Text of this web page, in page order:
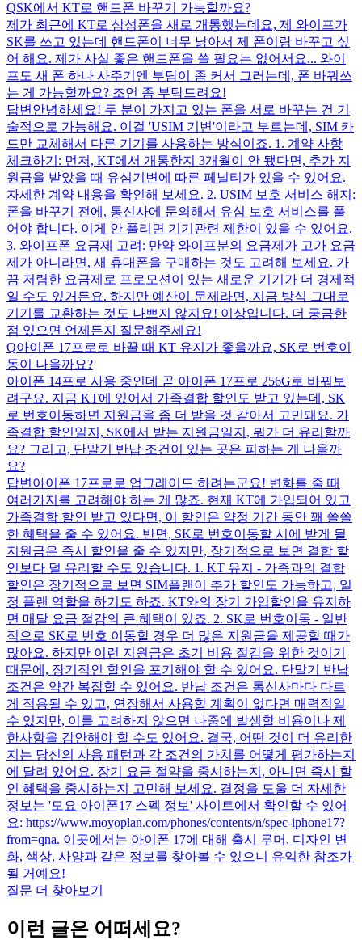
QSK에서 KT로 핸드폰 바꾸기 가능할까요?
제가 최근에 KT로 삼성폰을 새로 개통했는데요, 제 와이프가
SK를 쓰고 있는데 핸드폰이 너무 낡아서 제 폰이랑 바꾸고 싶
어 해요. 제가 사실 좋은 핸드폰을 쓸 필요는 없어서요... 와이
프도 새 폰 하나 사주기엔 부담이 좀 커서 그러는데, 폰 바꿔쓰
는 게 가능할까요? 조언 좀 부탁드려요!
답변 안녕하세요! 두 분이 가지고 있는 폰을 서로 바꾸는 건 기
술적으로 가능해요. 이걸 'USIM 기변'이라고 부르는데, SIM 카
드만 교체해서 다른 기기를 사용하는 방식이죠. 1. 계약 사항
체크하기: 먼저, KT에서 개통한지 3개월이 안 됐다면, 추가 지
원금을 받았을 때 유심기변에 따른 페널티가 있을 수 있어요.
자세한 계약 내용을 확인해 보세요. 2. USIM 보호 서비스 해지:
폰을 바꾸기 전에, 통신사에 문의해서 유심 보호 서비스를 풀
어야 합니다. 이게 안 풀리면 기기관련 제한이 있을 수 있어요.
3. 와이프폰 요금제 고려: 만약 와이프분의 요금제가 고가 요금
제가 아니라면, 새 휴대폰을 구매하는 것도 고려해 보세요. 가
끔 저렴한 요금제로 프로모션이 있는 새로운 기기가 더 경제적
일 수도 있거든요. 하지만 예산이 문제라면, 지금 방식 그대로
기기를 교환하는 것도 나쁘지 않지요! 이상입니다. 더 궁금한
점 있으면 언제든지 질문해주세요!
Q아이폰 17프로로 바꿀 때 KT 유지가 좋을까요, SK로 번호이
동이 나을까요?
아이폰 14프로 사용 중인데 곧 아이폰 17프로 256G로 바꿔보
려구요. 지금 KT에 있어서 가족결합 할인도 받고 있는데, SK
로 번호이동하면 지원금을 좀 더 받을 것 같아서 고민돼요. 가
족결합 할인일지, SK에서 받는 지원금일지, 뭐가 더 유리할까
요? 그리고, 단말기 반납 조건이 있는 곳은 피하는 게 나을까
요?
답변 아이폰 17프로로 업그레이드 하려는군요! 변화를 줄 때
여러가지를 고려해야 하는 게 많죠. 현재 KT에 가입되어 있고
가족결합 할인 받고 있다면, 이 할인은 약정 기간 동안 꽤 쏠쏠
한 혜택을 줄 수 있어요. 반면, SK로 번호이동할 시에 받게 될
지원금은 즉시 할인을 줄 수 있지만, 장기적으로 보면 결합 할
인보다 덜 유리할 수도 있습니다. 1. KT 유지 - 가족과의 결합
할인은 장기적으로 보면 SIM플랜이 추가 할인도 가능하고, 일
정 플랜 역할을 하기도 하죠. KT와의 장기 가입할인을 유지하
면 매달 요금 절감의 큰 혜택이 있죠. 2. SK로 번호이동 - 일반
적으로 SK로 번호 이동할 경우 더 많은 지원금을 제공할 때가
많아요. 하지만 이런 지원금은 초기 비용 절감을 위한 것이기
때문에, 장기적인 할인을 포기해야 할 수 있어요. 단말기 반납
조건은 약간 복잡할 수 있어요. 반납 조건은 통신사마다 다르
게 적용될 수 있고, 연장해서 사용할 계획이 없다면 매력적일
수 있지만, 이를 고려하지 않으면 나중에 발생할 비용이나 제
한사항을 감안해야 할 수도 있어요. 결국, 어떤 것이 더 유리한
지는 당신의 사용 패턴과 각 조건의 가치를 어떻게 평가하는지
에 달려 있어요. 장기 요금 절약을 중시하는지, 아니면 즉시 할
인 혜택을 중시하는지 고민해 보세요. 결정을 도울 더 자세한
정보는 '모요 아이폰17 스펙 정보' 사이트에서 확인할 수 있어
요: https://www.moyoplan.com/phones/contents/n/spec-iphone17?
from=qna. 이곳에서는 아이폰 17에 대해 출시 루머, 디자인 변
화, 색상, 사양과 같은 정보를 찾아볼 수 있으니 유익한 참조가
될 거예요!
질문 더 찾아보기
이런 글은 어떠세요?